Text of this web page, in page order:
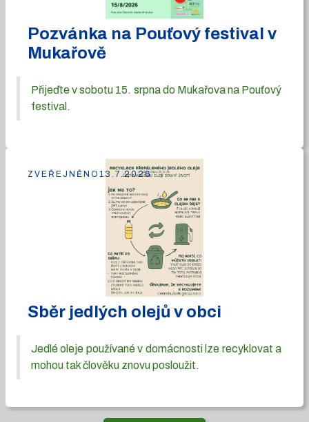
Pozvánka na Pouťový festival v
Mukařově
Přijeďte v sobotu 15. srpna do Mukařova na Pouťový
festival.
Sběr jedlých olejů v obci
Jedlé oleje používané v domácnosti lze recyklovat a
mohou tak člověku znovu posloužit.
ZVEŘEJNĚNO 13.7.2026